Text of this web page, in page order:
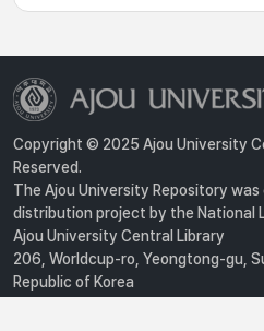
Copyright © 2025 Ajou University
Reserved.
The Ajou University Repository
distribution project by the National
Ajou University Central Library
206, Worldcup-ro, Yeongtong-gu,
Republic of Korea